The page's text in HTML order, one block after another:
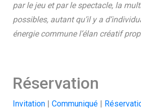
par le jeu et par le spectacle, la
possibles, autant qu’il y a
énergie commune l’élan créatif
Réservation
Invitation | Communiqué |
Search
for: